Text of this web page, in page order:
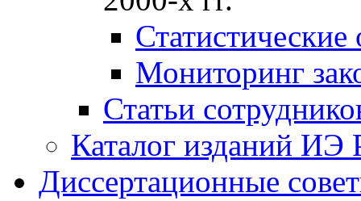
Мониторинг
Статьи
Каталог изданий ИЭ
Диссертационные